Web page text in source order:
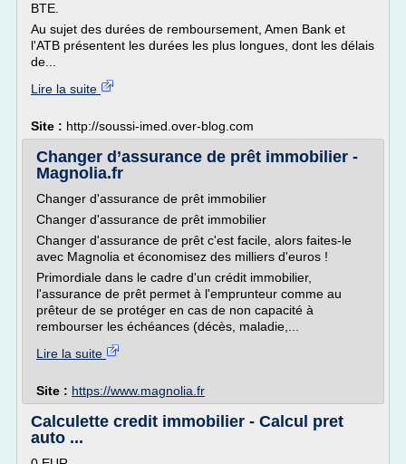
BTE.
Au sujet des durées de remboursement, Amen Bank et
l'ATB présentent les durées les plus longues, dont les délais
de...
Lire la suite
Site : http://soussi-imed.over-blog.com
Changer d’assurance de prêt immobilier -
Magnolia.fr
Changer d'assurance de prêt immobilier
Changer d'assurance de prêt immobilier
Changer d'assurance de prêt c'est facile, alors faites-le
avec Magnolia et économisez des milliers d'euros !
Primordiale dans le cadre d'un crédit immobilier,
l'assurance de prêt permet à l'emprunteur comme au
prêteur de se protéger en cas de non capacité à
rembourser les échéances (décès, maladie,...
Lire la suite
Site : https://www.magnolia.fr
Calculette credit immobilier - Calcul pret
auto ...